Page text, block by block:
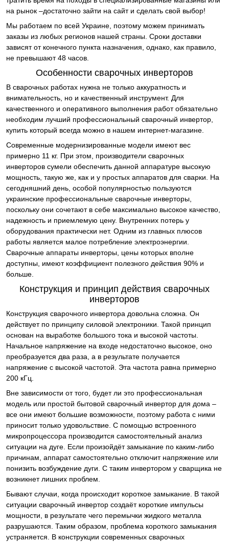
на рынок –достаточно зайти на сайт и сделать свой выбор!
Мы работаем по всей Украине, поэтому можем принимать
заказы из любых регионов нашей страны. Сроки доставки
зависят от конечного пункта назначения, однако, как правило,
не превышают 48 часов.
Особенности сварочных инверторов
В сварочных работах нужна не только аккуратность и
внимательность, но и качественный инструмент. Для
качественного и оперативного выполнения работ обязательно
необходим лучший профессиональный сварочный инвертор,
купить который всегда можно в нашем интернет-магазине.
Современные модернизированные модели имеют вес
примерно 11 кг. При этом, производители сварочных
инверторов сумели обеспечить данной аппаратуре высокую
мощность, такую же, как и у простых аппаратов для сварки. На
сегодняшний день, особой популярностью пользуются
украинские профессиональные сварочные инверторы,
поскольку они сочетают в себе максимально высокое качество,
надежность и приемлемую цену. Внутренних потерь у
оборудования практически нет. Одним из главных плюсов
работы является малое потребление электроэнергии.
Сварочные аппараты инверторы, цены которых вполне
доступны, имеют коэффициент полезного действия 90% и
больше.
Конструкция и принцип действия сварочных
инверторов
Конструкция сварочного инвертора довольна сложна. Он
действует по принципу силовой электроники. Такой принцип
основан на выработке большого тока и высокой частоты.
Начальное напряжение на входе недостаточно высокое, оно
преобразуется два раза, а в результате получается
напряжение с высокой частотой. Эта частота равна примерно
200 кГц.
Вне зависимости от того, будет ли это профессиональная
модель или простой бытовой сварочный инвертор для дома –
все они имеют большие возможности, поэтому работа с ними
приносит только удовольствие. С помощью встроенного
микропроцессора производится самостоятельный анализ
ситуации на дуге. Если произойдёт замыкание по каким-либо
причинам, аппарат самостоятельно отключит напряжение или
понизить возбуждение дуги. С таким инвертором у сварщика не
возникнет лишних проблем.
Бывают случаи, когда происходит короткое замыкание. В такой
ситуации сварочный инвертор создаёт короткие импульсы
мощности, в результате чего перемычки жидкого металла
разрушаются. Таким образом, проблема короткого замыкания
устраняется. В конструкции современных сварочных